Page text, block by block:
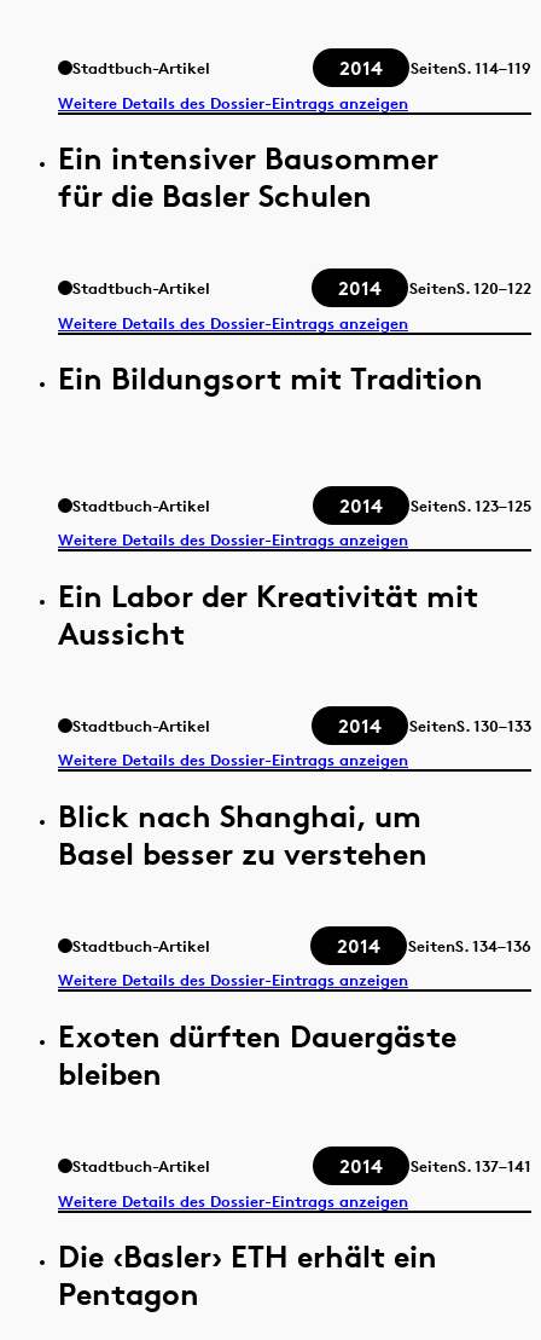
Stadtbuch-Artikel 2014 SeitenS.114–119
Weitere Details des Dossier-Eintrags anzeigen
Ein intensiver Bausommer
für die Basler Schulen
Stadtbuch-Artikel 2014 SeitenS.120–122
Weitere Details des Dossier-Eintrags anzeigen
Ein Bildungsort mit Tradition
Stadtbuch-Artikel 2014 SeitenS.123–125
Weitere Details des Dossier-Eintrags anzeigen
Ein Labor der Kreativität mit
Aussicht
Stadtbuch-Artikel 2014 SeitenS.130–133
Weitere Details des Dossier-Eintrags anzeigen
Blick nach Shanghai, um
Basel besser zu verstehen
Stadtbuch-Artikel 2014 SeitenS.134–136
Weitere Details des Dossier-Eintrags anzeigen
Exoten dürften Dauergäste
bleiben
Stadtbuch-Artikel 2014 SeitenS.137–141
Weitere Details des Dossier-Eintrags anzeigen
Die ‹Basler› ETH erhält ein
Pentagon